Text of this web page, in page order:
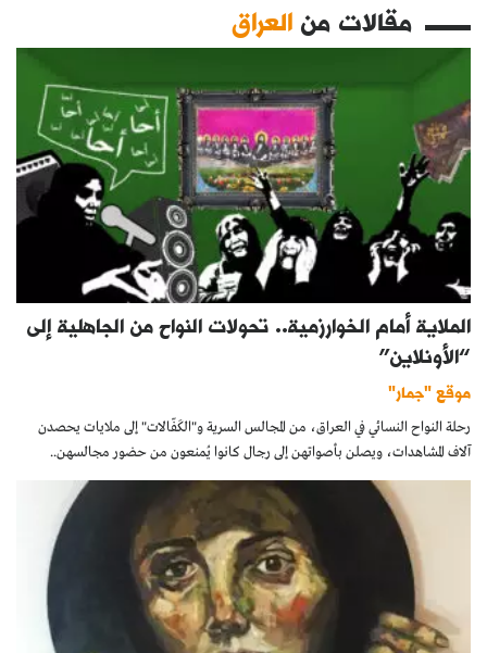
مقالات منالعراق
الملاية أمام الخوارزمية.. تحولات النواح من الجاهلية إلى
“الأونلاين”
موقع "جمار"
رحلة النواح النسائي في العراق، من المجالس السرية و"الكَفّالات" إلى ملايات يحصدن
آلاف المشاهدات، ويصلن بأصواتهن إلى رجال كانوا يُمنعون من حضور مجالسهن..